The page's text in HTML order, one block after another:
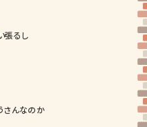
張るし
さんなのか